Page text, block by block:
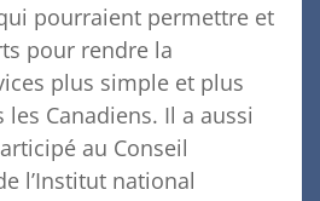
pourraient permettre et
pour rendre la
plus simple et plus
Canadiens. Il a aussi
au Conseil
l’Institut national